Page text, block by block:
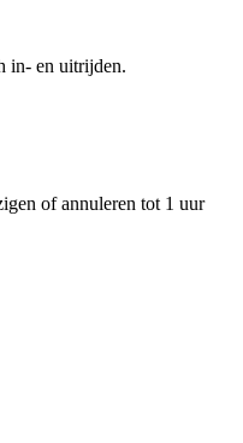
in- en uitrijden.
of annuleren tot 1 uur